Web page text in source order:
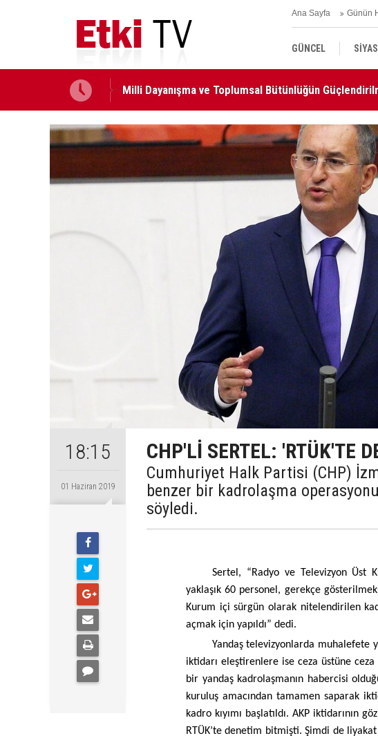
Ana Sayfa Günün
GÜNCEL
KÜLTÜR SANAT
edildi
KURUL KARARLARI RESMİ GAZETE'DE..
18:15
01 Haziran 2019
CHP'Lİ SERTEL: 'RTÜK'TE
Cumhuriyet Halk Partisi (CHP)
benzer bir kadrolaşma operasyonu
söyledi.
Sertel, “Radyo ve Televizyon Üst
yaklaşık 60 personel, gerekçe
Kurum içi sürgün olarak nitelendirilen
açmak için yapıldı” dedi.
Yandaş televizyonlarda muhalefete
iktidarı eleştirenlere ise ceza üstüne ceza
bir yandaş kadrolaşmanın habercisi
kuruluş amacından tamamen saparak
kadro kıyımı başlatıldı. AKP iktidarının
RTÜK’te denetim bitmişti. Şimdi de